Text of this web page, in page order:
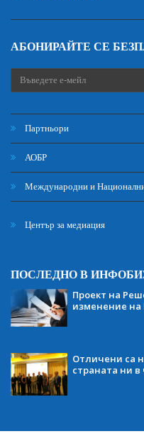
АБОНИРАЙТЕ СЕ
Партньори
АОБР
Международни и
Център за медиация
ПОСЛЕДНО В
Проект на
изменение на
Отличени са
страната ни в